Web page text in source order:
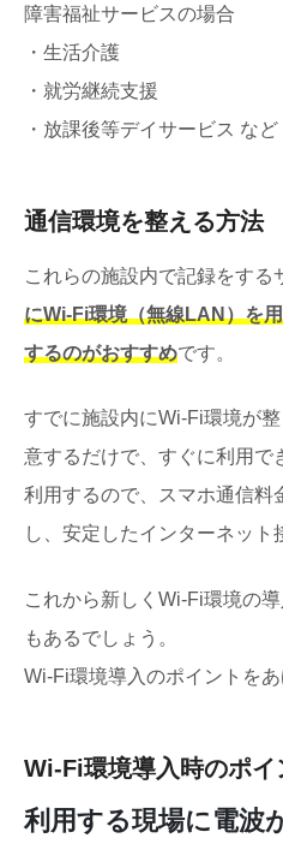
障害福祉サービスの場合
・生活介護
・就労継続支援
・放課後等デイサービス など
通信環境を整える方法
これらの施設内で記録をする
にWi-Fi環境（無線LAN）を
するのがおすすめです。
すでに施設内にWi-Fi環境が
意するだけで、すぐに利用で
利用するので、スマホ通信料
し、安定したインターネット
これから新しくWi-Fi環境の
もあるでしょう。
Wi-Fi環境導入のポイントをあ
Wi-Fi環境導入時のポイ
利用する現場に電波